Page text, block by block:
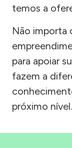
temos a
Não importa
para apoiar
fazem a
próximo nível.